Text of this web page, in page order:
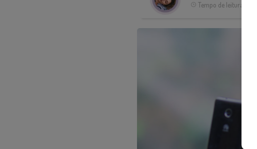
Tempo de leitura: